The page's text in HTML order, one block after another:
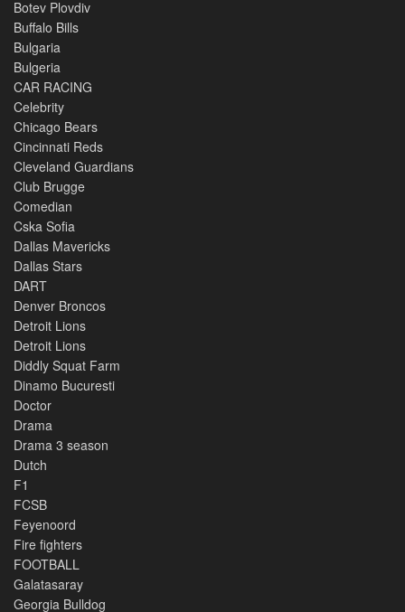
Botev Plovdiv
Buffalo Bills
Bulgaria
Bulgeria
CAR RACING
Celebrity
Chicago Bears
Cincinnati Reds
Cleveland Guardians
Club Brugge
Comedian
Cska Sofia
Dallas Mavericks
Dallas Stars
DART
Denver Broncos
Detroit Lions
Detroit Lions
Diddly Squat Farm
Dinamo Bucuresti
Doctor
Drama
Drama 3 season
Dutch
F1
FCSB
Feyenoord
Fire fighters
FOOTBALL
Galatasaray
Georgia Bulldog